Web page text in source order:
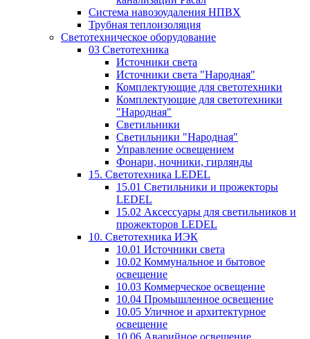
Система навозоудаления НПВХ
Трубная теплоизоляция
Светотехническое оборудование
03 Светотехника
Источники света
Источники света "Народная"
Комплектующие для светотехники
Комплектующие для светотехники
"Народная"
Светильники
Светильники "Народная"
Управление освещением
Фонари, ночники, гирлянды
15. Светотехника LEDEL
15.01 Светильники и прожекторы
LEDEL
15.02 Аксессуары для светильников и
прожекторов LEDEL
10. Светотехника ИЭК
10.01 Источники света
10.02 Коммунальное и бытовое
освещение
10.03 Коммерческое освещение
10.04 Промышленное освещение
10.05 Уличное и архитектурное
освещение
10.06 Аварийное освещение